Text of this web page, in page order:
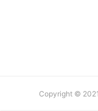
Copyright ©